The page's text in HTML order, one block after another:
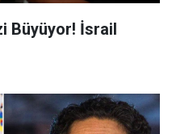
Büyüyor! İsrail